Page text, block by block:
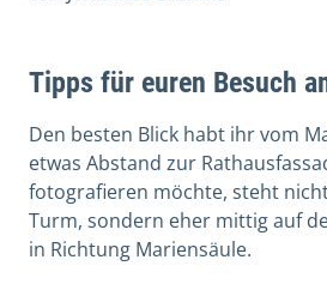
Tipps für euren Besuch
Den besten Blick habt ihr vom
etwas Abstand zur
fotografieren möchte, steht
Turm, sondern eher mittig auf
in Richtung Mariensäule.